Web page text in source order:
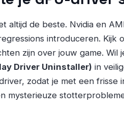
altijd de beste. Nvidia en
introduceren. Kijk
zijn over jouw game. Wil
Driver Uninstaller) in
zodat je met een frisse
mysterieuze